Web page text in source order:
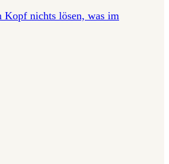
Kopf nichts lösen, was im